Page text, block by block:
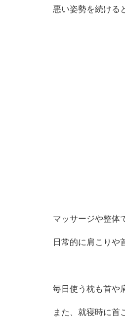
悪い姿勢を続ける
マッサージや整体
日常的に肩こりや
毎日使う枕も首や
また、就寝時に首